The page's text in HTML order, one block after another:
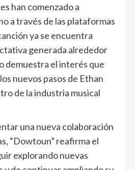
han comenzado a
a través de las plataformas
ya se encuentra
generada alrededor
demuestra el interés que
nuevos pasos de Ethan
de la industria musical
una nueva colaboración
“Dowtoun” reafirma el
explorando nuevas